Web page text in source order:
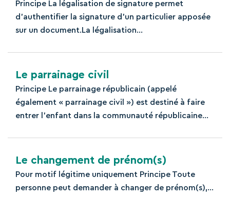
Principe La légalisation de signature permet
d’authentifier la signature d’un particulier apposée
sur un document.La légalisation...
Le parrainage civil
Principe Le parrainage républicain (appelé
également « parrainage civil ») est destiné à faire
entrer l’enfant dans la communauté républicaine...
Le changement de prénom(s)
Pour motif légitime uniquement Principe Toute
personne peut demander à changer de prénom(s),...